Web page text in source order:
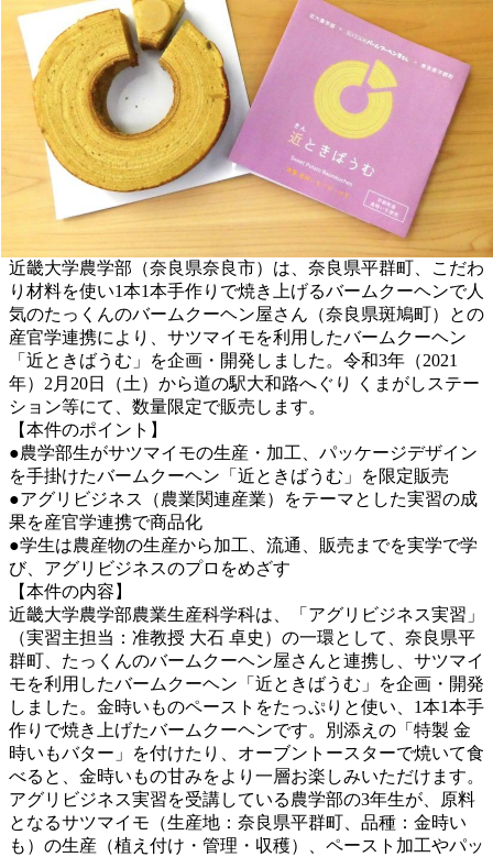
近畿大学農学部（奈良県奈良市）は、奈良県平群町、こだわ
り材料を使い1本1本手作りで焼き上げるバームクーヘンで人
気のたっくんのバームクーヘン屋さん（奈良県斑鳩町）との
産官学連携により、サツマイモを利用したバームクーヘン
「近ときばうむ」を企画・開発しました。令和3年（2021
年）2月20日（土）から道の駅大和路へぐり くまがしステー
ション等にて、数量限定で販売します。
【本件のポイント】
●農学部生がサツマイモの生産・加工、パッケージデザイン
を手掛けたバームクーヘン「近ときばうむ」を限定販売
●アグリビジネス（農業関連産業）をテーマとした実習の成
果を産官学連携で商品化
●学生は農産物の生産から加工、流通、販売までを実学で学
び、アグリビジネスのプロをめざす
【本件の内容】
近畿大学農学部農業生産科学科は、「アグリビジネス実習」
（実習主担当：准教授 大石 卓史）の一環として、奈良県平
群町、たっくんのバームクーヘン屋さんと連携し、サツマイ
モを利用したバームクーヘン「近ときばうむ」を企画・開発
しました。金時いものペーストをたっぷりと使い、1本1本手
作りで焼き上げたバームクーヘンです。別添えの「特製 金
時いもバター」を付けたり、オーブントースターで焼いて食
べると、金時いもの甘みをより一層お楽しみいただけます。
アグリビジネス実習を受講している農学部の3年生が、原料
となるサツマイモ（生産地：奈良県平群町、品種：金時い
も）の生産（植え付け・管理・収穫）、ペースト加工やパッ